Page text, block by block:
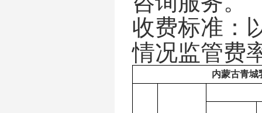
收费标准：
情况监管费
内蒙古青城